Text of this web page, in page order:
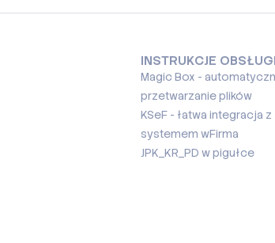
INSTRUKCJE OBSŁUGI
Magic Box -
przetwarzanie plików
KSeF - łatwa integracja z
systemem wFirma
JPK_KR_PD w pigułce